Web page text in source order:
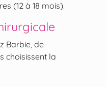
(12 à 18 mois).
Barbie, de
choisissent la